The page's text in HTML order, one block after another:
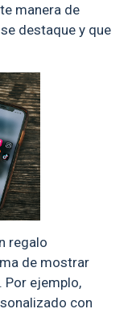
manera de
destaque y que
regalo
de mostrar
Por ejemplo,
con